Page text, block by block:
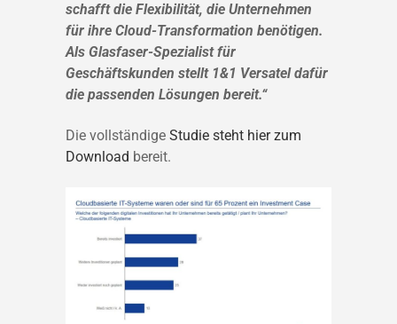
schafft die Flexibilität, die Unternehmen
für ihre Cloud-Transformation benötigen.
Als Glasfaser-Spezialist für
Geschäftskunden stellt 1&1 Versatel dafür
die passenden Lösungen bereit.“
Die vollständige Studie steht hier zum
Download bereit.